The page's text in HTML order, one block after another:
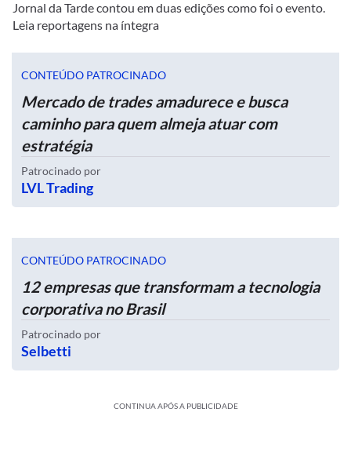
Jornal da Tarde contou em duas edições como foi o evento.
Leia reportagens na íntegra
CONTEÚDO PATROCINADO
Mercado de trades amadurece e busca
caminho para quem almeja atuar com
estratégia
Patrocinado por
LVL Trading
CONTEÚDO PATROCINADO
12 empresas que transformam a tecnologia
corporativa no Brasil
Patrocinado por
Selbetti
CONTINUA APÓS A PUBLICIDADE